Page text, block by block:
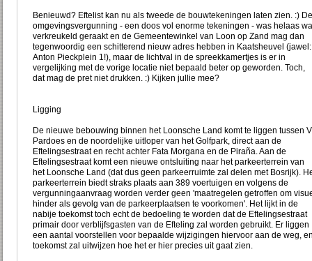
Benieuwd? Eftelist kan nu als tweede de bouwtekeningen laten zien. :) De
omgevingsvergunning - een doos vol enorme tekeningen - was helaas
verkreukeld geraakt en de Gemeentewinkel van Loon op Zand mag dan
tegenwoordig een schitterend nieuw adres hebben in Kaatsheuvel (jawel:
Anton Pieckplein 1!), maar de lichtval in de spreekkamertjes is er in
vergelijking met de vorige locatie niet bepaald beter op geworden. Toch,
dat mag de pret niet drukken. :) Kijken jullie mee?
Ligging
De nieuwe bebouwing binnen het Loonsche Land komt te liggen tussen
Pardoes en de noordelijke uitloper van het Golfpark, direct aan de
Eftelingsestraat en recht achter Fata Morgana en de Piraña. Aan de
Eftelingsestraat komt een nieuwe ontsluiting naar het parkeerterrein van
het Loonsche Land (dat dus geen parkeerruimte zal delen met Bosrijk).
parkeerterrein biedt straks plaats aan 389 voertuigen en volgens de
vergunningaanvraag worden verder geen 'maatregelen getroffen om
hinder als gevolg van de parkeerplaatsen te voorkomen'. Het lijkt in de
nabije toekomst toch echt de bedoeling te worden dat de Eftelingsestraat
primair door verblijfsgasten van de Efteling zal worden gebruikt. Er liggen
een aantal voorstellen voor bepaalde wijzigingen hiervoor aan de weg,
toekomst zal uitwijzen hoe het er hier precies uit gaat zien.